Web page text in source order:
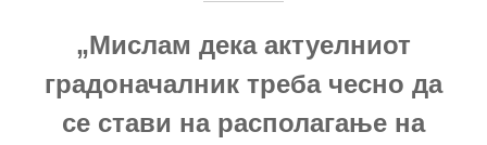
„Мислам дека актуелниот
градоначалник треба чесно да
се стави на располагање на